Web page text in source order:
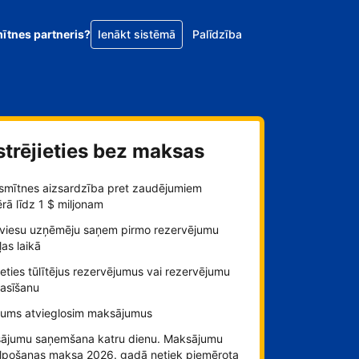
partneris? Ienākt sistēmā Palīdzība
bez maksas
aizsardzība pret zaudējumiem
līdz 1 $ miljonam
uzņēmēju saņem pirmo rezervējumu
laikā
tūlītējus rezervējumus vai rezervējumu
atvieglosim maksājumus
saņemšana katru dienu. Maksājumu
maksa 2026. gadā netiek piemērota